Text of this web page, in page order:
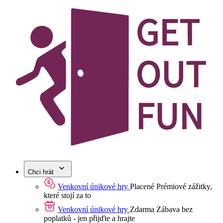
Chci hrát
Venkovní únikové hry Placené Prémiové zážitky,
které stojí za to
Venkovní únikové hry Zdarma Zábava bez
poplatků - jen přijďte a hrajte